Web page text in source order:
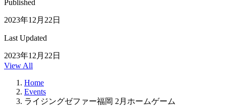
Published
2023年12月22日
Last Updated
2023年12月22日
View All
Home
Events
ライジングゼファー福岡 2月ホームゲーム